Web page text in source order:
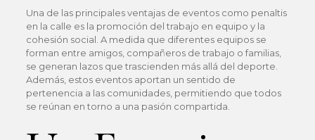
Una de las principales ventajas de eventos como penaltis
en la calle es la promoción del trabajo en equipo y la
cohesión social. A medida que diferentes equipos se
forman entre amigos, compañeros de trabajo o familias,
se generan lazos que trascienden más allá del deporte.
Además, estos eventos aportan un sentido de
pertenencia a las comunidades, permitiendo que todos
se reúnan en torno a una pasión compartida.